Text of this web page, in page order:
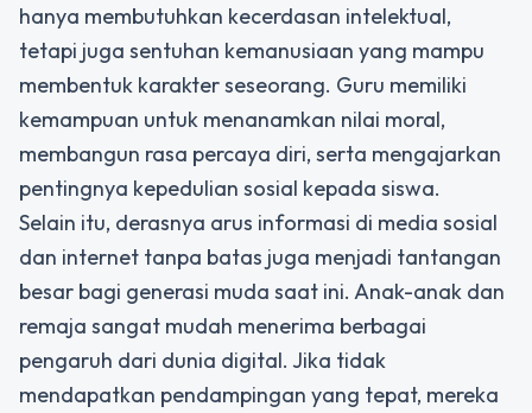
hanya membutuhkan kecerdasan intelektual,
tetapi juga sentuhan kemanusiaan yang mampu
membentuk karakter seseorang. Guru memiliki
kemampuan untuk menanamkan nilai moral,
membangun rasa percaya diri, serta mengajarkan
pentingnya kepedulian sosial kepada siswa.
Selain itu, derasnya arus informasi di media sosial
dan internet tanpa batas juga menjadi tantangan
besar bagi generasi muda saat ini. Anak-anak dan
remaja sangat mudah menerima berbagai
pengaruh dari dunia digital. Jika tidak
mendapatkan pendampingan yang tepat, mereka